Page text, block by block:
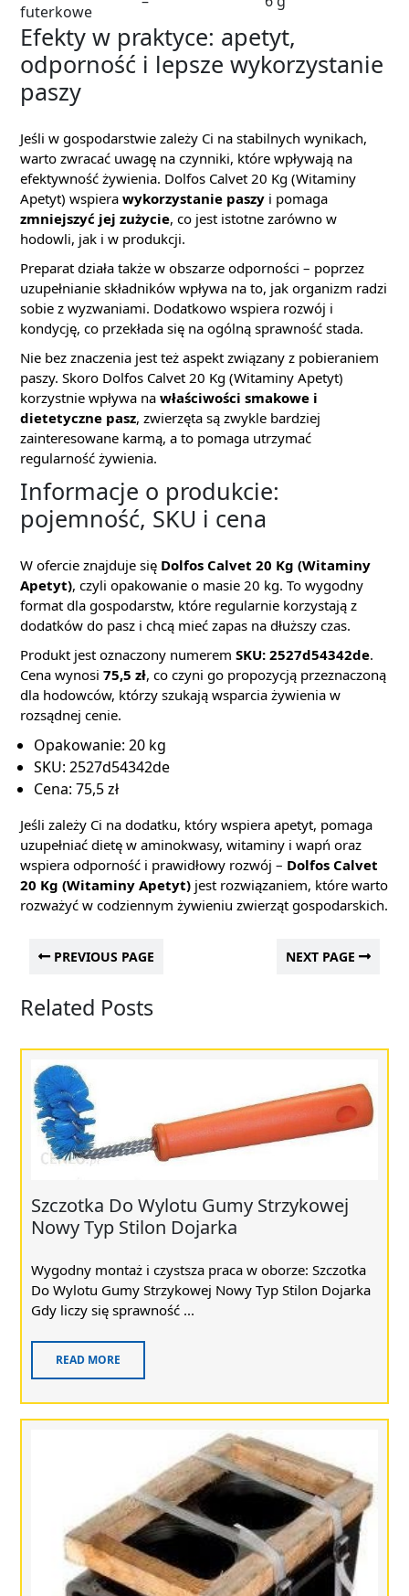
futerkowe
Efekty w praktyce: apetyt,
odporność i lepsze wykorzystanie
paszy
Jeśli w gospodarstwie zależy Ci na stabilnych wynikach,
warto zwracać uwagę na czynniki, które wpływają na
efektywność żywienia. Dolfos Calvet 20 Kg (Witaminy
Apetyt) wspiera wykorzystanie paszy i pomaga
zmniejszyć jej zużycie, co jest istotne zarówno w
hodowli, jak i w produkcji.
Preparat działa także w obszarze odporności – poprzez
uzupełnianie składników wpływa na to, jak organizm radzi
sobie z wyzwaniami. Dodatkowo wspiera rozwój i
kondycję, co przekłada się na ogólną sprawność stada.
Nie bez znaczenia jest też aspekt związany z pobieraniem
paszy. Skoro Dolfos Calvet 20 Kg (Witaminy Apetyt)
korzystnie wpływa na właściwości smakowe i
dietetyczne pasz, zwierzęta są zwykle bardziej
zainteresowane karmą, a to pomaga utrzymać
regularność żywienia.
Informacje o produkcie:
pojemność, SKU i cena
W ofercie znajduje się Dolfos Calvet 20 Kg (Witaminy
Apetyt), czyli opakowanie o masie 20 kg. To wygodny
format dla gospodarstw, które regularnie korzystają z
dodatków do pasz i chcą mieć zapas na dłuższy czas.
Produkt jest oznaczony numerem SKU: 2527d54342de.
Cena wynosi 75,5 zł, co czyni go propozycją przeznaczoną
dla hodowców, którzy szukają wsparcia żywienia w
rozsądnej cenie.
Opakowanie: 20 kg
SKU: 2527d54342de
Cena: 75,5 zł
Jeśli zależy Ci na dodatku, który wspiera apetyt, pomaga
uzupełniać dietę w aminokwasy, witaminy i wapń oraz
wspiera odporność i prawidłowy rozwój – Dolfos Calvet
20 Kg (Witaminy Apetyt) jest rozwiązaniem, które warto
rozważyć w codziennym żywieniu zwierząt gospodarskich.
PREVIOUS PAGE NEXT PAGE
Related Posts
Szczotka Do Wylotu Gumy Strzykowej
Nowy Typ Stilon Dojarka
Wygodny montaż i czystsza praca w oborze: Szczotka
Do Wylotu Gumy Strzykowej Nowy Typ Stilon Dojarka
Gdy liczy się sprawność ...
READ MORE